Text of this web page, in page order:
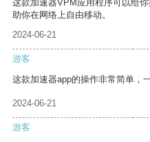
这款加速器VPM应用程序可以给
助你在网络上自由移动。
2024-06-21
游客
这款加速器app的操作非常简单，
2024-06-21
游客